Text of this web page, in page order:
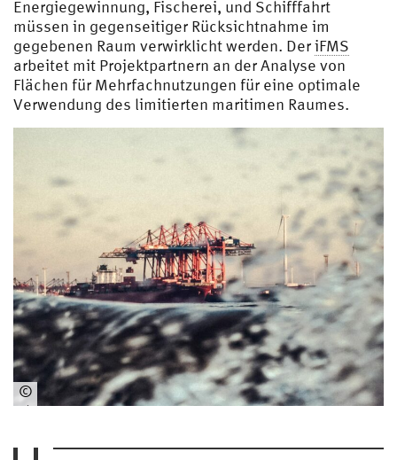
Energiegewinnung, Fischerei, und Schifffahrt
müssen in gegenseitiger Rücksichtnahme im
gegebenen Raum verwirklicht werden. DeriFMS
arbeitet mit Projektpartnern an der Analyse von
Flächen für Mehrfachnutzungen für eine optimale
Verwendung des limitierten maritimen Raumes.
©
Ph
by